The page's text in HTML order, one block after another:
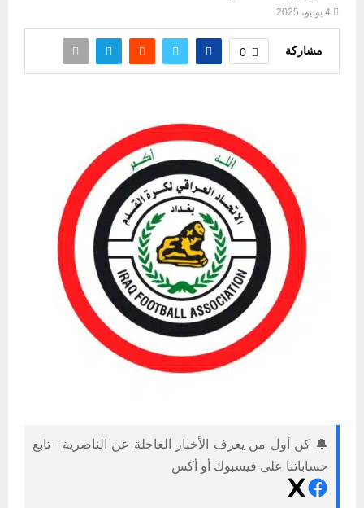
4 يونيو، 2025
مشاركة 0
🔔 كن أول من يعرف الأخبار العاجلة عن الناصرية– تابع
حساباتنا على فيسبوك أو أكس